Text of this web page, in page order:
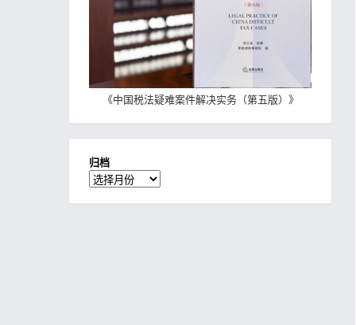
《中国税法疑难案件解决实务（第五版） 》
归档
归
档